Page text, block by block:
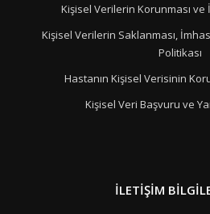
Kişisel Verilerin Korunması ve
Kişisel Verilerin Saklanması,
Politikası
Hastanın Kişisel Verisinin
Kişisel Veri Başvuru ve
İLETIŞIM